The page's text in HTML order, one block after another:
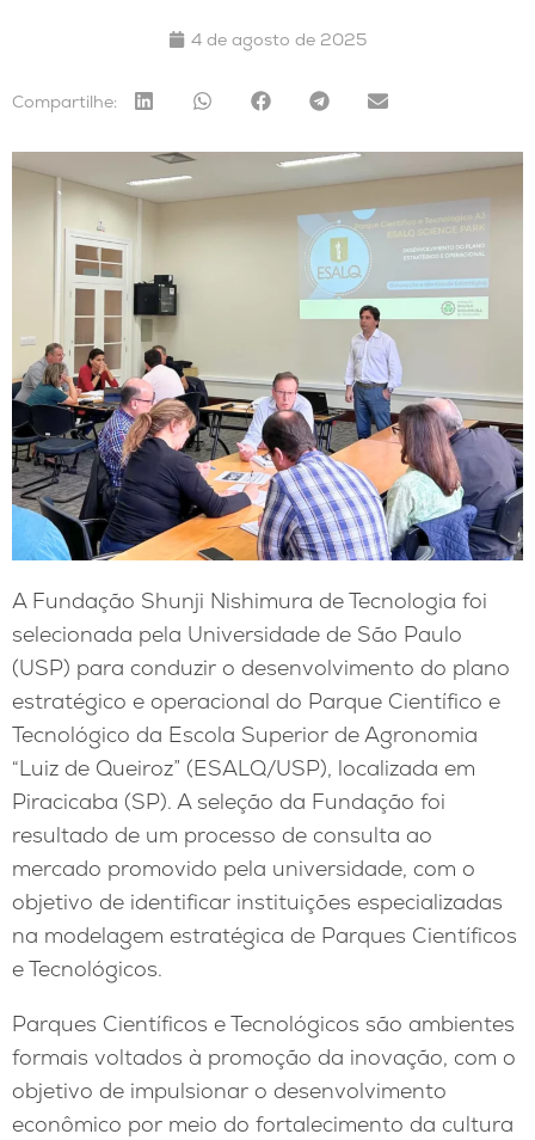
4 de agosto de 2025
Compartilhe:
A Fundação Shunji Nishimura de Tecnologia foi
selecionada pela Universidade de São Paulo
(USP) para conduzir o desenvolvimento do plano
estratégico e operacional do Parque Científico e
Tecnológico da Escola Superior de Agronomia
“Luiz de Queiroz” (ESALQ/USP), localizada em
Piracicaba (SP). A seleção da Fundação foi
resultado de um processo de consulta ao
mercado promovido pela universidade, com o
objetivo de identificar instituições especializadas
na modelagem estratégica de Parques Científicos
e Tecnológicos.
Parques Científicos e Tecnológicos são ambientes
formais voltados à promoção da inovação, com o
objetivo de impulsionar o desenvolvimento
econômico por meio do fortalecimento da cultura